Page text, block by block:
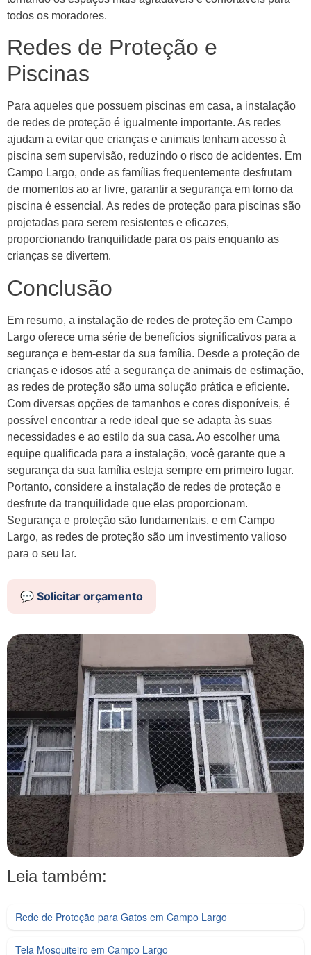
todos os moradores.
Redes de Proteção e
Piscinas
Para aqueles que possuem piscinas em casa, a instalação
de redes de proteção é igualmente importante. As redes
ajudam a evitar que crianças e animais tenham acesso à
piscina sem supervisão, reduzindo o risco de acidentes. Em
Campo Largo, onde as famílias frequentemente desfrutam
de momentos ao ar livre, garantir a segurança em torno da
piscina é essencial. As redes de proteção para piscinas são
projetadas para serem resistentes e eficazes,
proporcionando tranquilidade para os pais enquanto as
crianças se divertem.
Conclusão
Em resumo, a instalação de redes de proteção em Campo
Largo oferece uma série de benefícios significativos para a
segurança e bem-estar da sua família. Desde a proteção de
crianças e idosos até a segurança de animais de estimação,
as redes de proteção são uma solução prática e eficiente.
Com diversas opções de tamanhos e cores disponíveis, é
possível encontrar a rede ideal que se adapta às suas
necessidades e ao estilo da sua casa. Ao escolher uma
equipe qualificada para a instalação, você garante que a
segurança da sua família esteja sempre em primeiro lugar.
Portanto, considere a instalação de redes de proteção e
desfrute da tranquilidade que elas proporcionam.
Segurança e proteção são fundamentais, e em Campo
Largo, as redes de proteção são um investimento valioso
para o seu lar.
💬 Solicitar orçamento
Leia também:
Rede de Proteção para Gatos em Campo Largo
Tela Mosquiteiro em Campo Largo